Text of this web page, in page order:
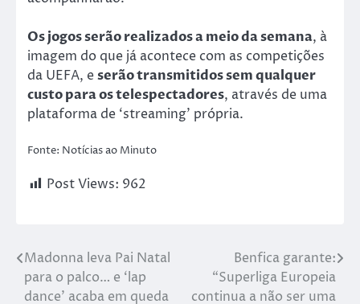
Os jogos serão realizados a meio da semana, à
imagem do que já acontece com as competições
da UEFA, eserão transmitidos sem qualquer
custo para os telespectadores, através de uma
plataforma de ‘streaming’ própria.
Fonte: Notícias ao Minuto
Post Views: 962
Madonna leva Pai Natal
para o palco… e ‘lap
dance’ acaba em queda
Benfica garante:
“Superliga Europeia
continua a não ser uma